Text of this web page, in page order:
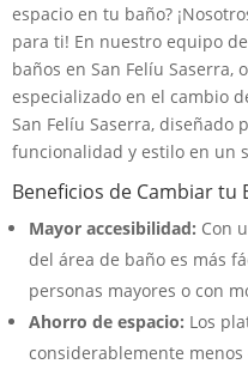
espacio en tu baño?
para ti! En nuestro equipo
baños en San Felíu Saserra,
especializado en el cambio
San Felíu Saserra,
funcionalidad y estilo en un
Beneficios de Cambiar tu
Mayor accesibilidad: Con
del área de baño es más
personas mayores o con
Ahorro de espacio: Los
considerablemente